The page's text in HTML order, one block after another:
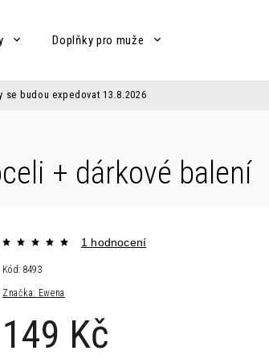
Doplňky pro muže
se budou expedovat 13.8.2026
+ dárkové balení
Značka: Ewena
1 hodnocení
149 Kč
Kód: 8493